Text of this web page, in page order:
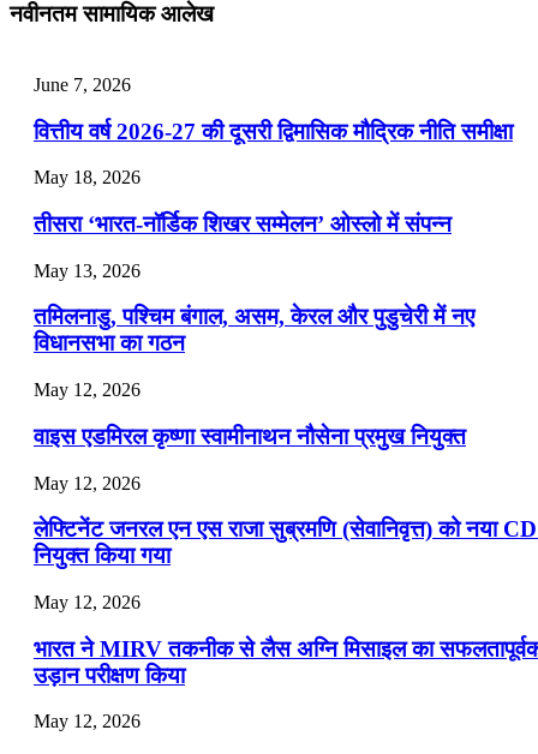
July 25, 2026
📝 डेली करेंट अफेयर्स: 22-24 जुलाई 2026
July 22, 2026
📝 डेली करेंट अफेयर्स: 19-21 जुलाई 2026
July 19, 2026
📝 डेली करेंट अफेयर्स: 16-18 जुलाई 2026
नवीनतम सामायिक आलेख
June 7, 2026
वित्तीय वर्ष 2026-27 की दूसरी द्विमासिक मौद्रिक नीति समीक्षा
May 18, 2026
तीसरा ‘भारत-नॉर्डिक शिखर सम्मेलन’ ओस्लो में संपन्न
May 13, 2026
तमिलनाडु, पश्चिम बंगाल, असम, केरल और पुडुचेरी में नए
विधानसभा का गठन
May 12, 2026
वाइस एडमिरल कृष्णा स्वामीनाथन नौसेना प्रमुख नियुक्त
May 12, 2026
लेफ्टिनेंट जनरल एन एस राजा सुब्रमणि (सेवानिवृत्त) को नया
नियुक्त किया गया
May 12, 2026
भारत ने MIRV तकनीक से लैस अग्नि मिसाइल का
उड़ान परीक्षण किया
May 12, 2026